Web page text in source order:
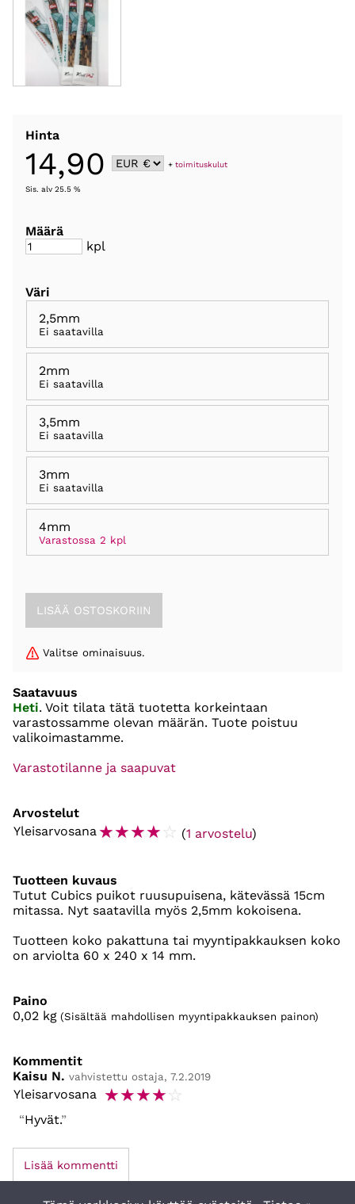
Hinta
14,90 +toimituskulut
Sis. alv 25.5 %
Määrä
kpl
Väri
2,5mm
Ei saatavilla
2mm
Ei saatavilla
3,5mm
Ei saatavilla
3mm
Ei saatavilla
4mm
Varastossa 2 kpl
Valitse ominaisuus.
Saatavuus
Heti. Voit tilata tätä tuotetta korkeintaan
varastossamme olevan määrän. Tuote poistuu
valikoimastamme.
Varastotilanne ja saapuvat
Arvostelut
Yleisarvosana☆☆☆☆☆ (1 arvostelu)
Tuotteen kuvaus
Tutut Cubics puikot ruusupuisena, kätevässä 15cm
mitassa. Nyt saatavilla myös 2,5mm kokoisena.
Tuotteen koko pakattuna tai myyntipakkauksen koko
on arviolta 60 x 240 x 14 mm.
Paino
0,02 kg (Sisältää mahdollisen myyntipakkauksen painon)
Kommentit
Kaisu N. vahvistettu ostaja, 7.2.2019
Yleisarvosana ☆☆☆☆☆
Hyvät.
Lisää kommentti